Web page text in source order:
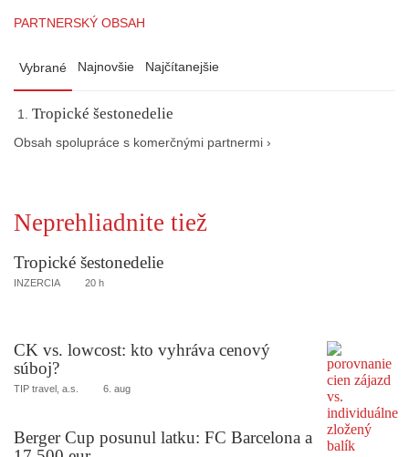
PARTNERSKÝ OBSAH
Vybrané Najnovšie Najčítanejšie
Tropické šestonedelie
Obsah spolupráce s komerčnými partnermi ›
Neprehliadnite tiež
Tropické šestonedelie
INZERCIA 20 h
CK vs. lowcost: kto vyhráva cenový
súboj?
TIP travel, a.s. 6. aug
Berger Cup posunul latku: FC Barcelona a